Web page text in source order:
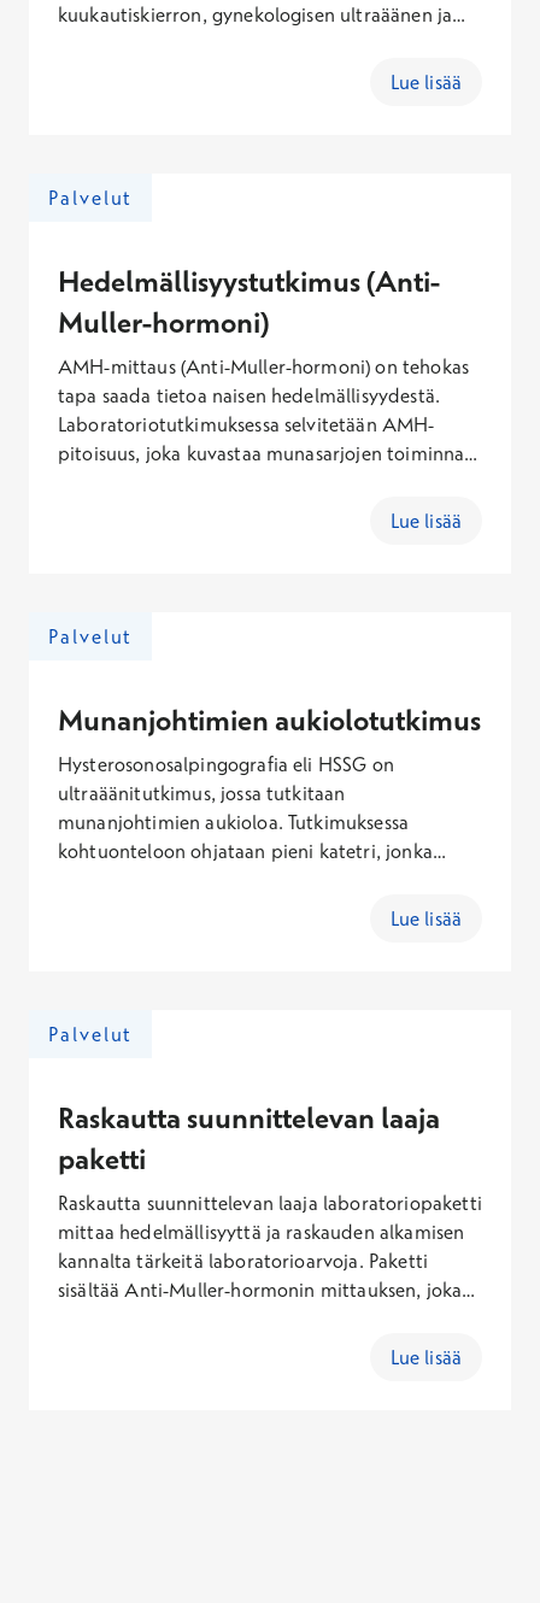
kuukautiskierron, gynekologisen ultraäänen ja
voidaan hoitaa kierron alussa suun kauttaLue lisää
Palvelut
Hedelmällisyystutkimus (Anti-
Muller-hormoni)
AMH-mittaus (Anti-Muller-hormoni) on tehokas
tapa saada tietoa naisen hedelmällisyydestä.
Laboratoriotutkimuksessa selvitetään AMH-
pitoisuus, joka kuvastaa munasarjojen toiminnan
määrää. Testi tehdään verinäytteestä, ja sen
Lue lisää
Palvelut
Munanjohtimien aukiolotutkimus
Hysterosonosalpingografia eli HSSG on
ultraäänitutkimus, jossa tutkitaan
munanjohtimien aukioloa. Tutkimuksessa
kohtuonteloon ohjataan pieni katetri, jonka
kuukautisten loppumisen jälkeen ennen kierron
osassa Terveystalon yksiköistä tehdään
munanjohtimien aukiolon tutkimuksia, joten asia
on aina varmistettava ajanvarauksen yhteydessä.
Verkkoajanvarauksen kautta voit varata
vastaanottoajan gynekologille keskustellaksesi
toimenpiteestä. Huomioithan, että
toimenpideaika varataan puhelimitse
Lue lisää
Palvelut
Raskautta suunnittelevan laaja
paketti
Raskautta suunnittelevan laaja laboratoriopaketti
mittaa hedelmällisyyttä ja raskauden alkamisen
kannalta tärkeitä laboratorioarvoja. Paketti
sisältää Anti-Muller-hormonin mittauksen, joka
Lue lisää